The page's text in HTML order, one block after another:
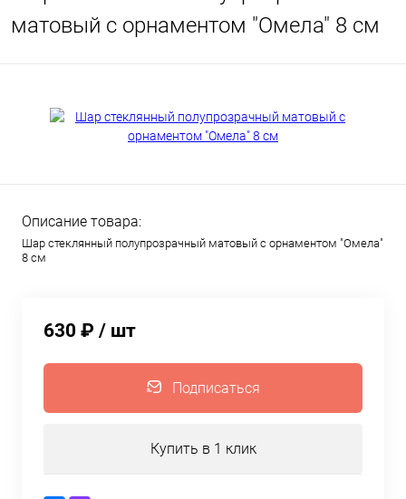
матовый с орнаментом "Омела" 8 см
Описание товара:
Шар стеклянный полупрозрачный матовый с орнаментом "Омела"
8 см
630 ₽ / шт
Подписаться
Купить в 1 клик